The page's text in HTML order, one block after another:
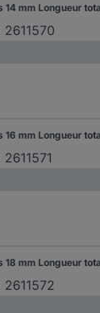
2611570
2611571
2611572